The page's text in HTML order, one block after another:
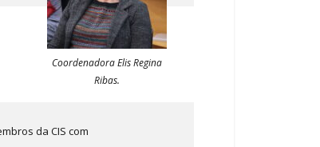
Coordenadora Elis Regina
Ribas.
da CIS com